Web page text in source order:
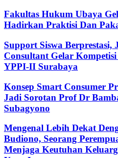
Fakultas Hukum Ubaya
Hadirkan Praktisi Dan
Support Siswa Berprestasi,
Consultant Gelar
YPPI-II Surabaya
Konsep Smart Consumer
Jadi Sorotan Prof Dr
Subagyono
Mengenal Lebih Dekat
Budiono, Seorang
Menjaga Keutuhan